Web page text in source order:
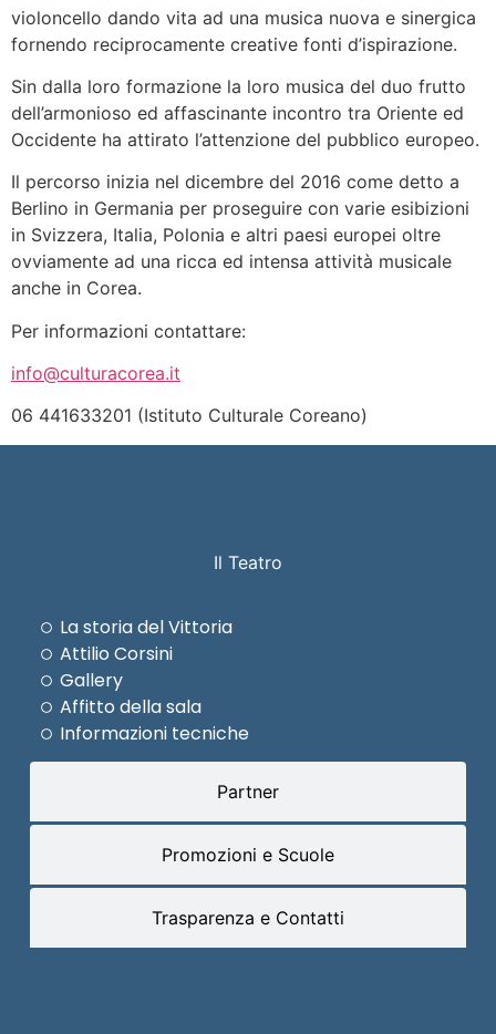
violoncello dando vita ad una musica nuova e sinergica
fornendo reciprocamente creative fonti d’ispirazione.
Sin dalla loro formazione la loro musica del duo frutto
dell’armonioso ed affascinante incontro tra Oriente ed
Occidente ha attirato l’attenzione del pubblico europeo.
Il percorso inizia nel dicembre del 2016 come detto a
Berlino in Germania per proseguire con varie esibizioni
in Svizzera, Italia, Polonia e altri paesi europei oltre
ovviamente ad una ricca ed intensa attività musicale
anche in Corea.
Per informazioni contattare:
info@culturacorea.it
06 441633201 (Istituto Culturale Coreano)
Il Teatro
Partner
Promozioni e Scuole
Trasparenza e Contatti
La storia del Vittoria
Attilio Corsini
Gallery
Affitto della sala
Informazioni tecniche